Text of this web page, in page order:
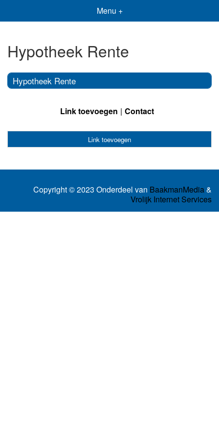
Menu +
Hypotheek Rente
Hypotheek Rente
Link toevoegen Contact
Link toevoegen
Copyright © 2023 Onderdeel van BaakmanMedia&
Vrolijk Internet Services